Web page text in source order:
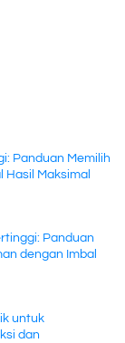
Panduan Memilih
Hasil Maksimal
Panduan
dengan Imbal
untuk
dan